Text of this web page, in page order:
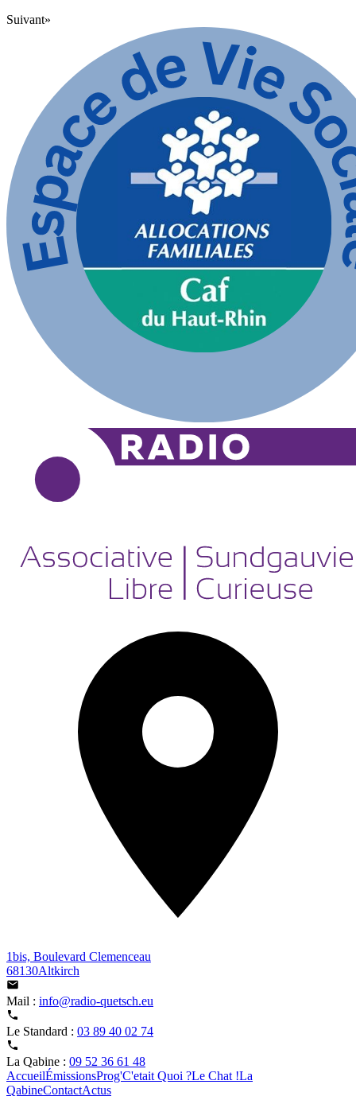
Suivant»
1bis, Boulevard Clemenceau
68130Altkirch
Mail : info@radio-quetsch.eu
Le Standard : 03 89 40 02 74
La Qabine : 09 52 36 61 48
AccueilÉmissionsProg'C'etait Quoi ?Le Chat !La
QabineContactActus